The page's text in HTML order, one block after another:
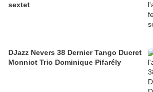
sextet
DJazz Nevers 38 Dernier Tango Ducret
Monniot Trio Dominique Pifarély